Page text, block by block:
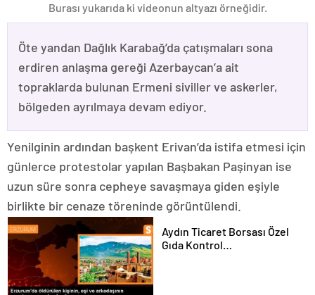
Burası yukarıda ki videonun altyazı örneğidir.
Öte yandan Dağlık Karabağ’da çatışmaları sona
erdiren anlaşma gereği Azerbaycan’a ait
topraklarda bulunan Ermeni siviller ve askerler,
bölgeden ayrılmaya devam ediyor.
Yenilginin ardından başkent Erivan’da istifa etmesi için
günlerce protestolar yapılan Başbakan Paşinyan ise
uzun süre sonra cepheye savaşmaya giden eşiyle
birlikte bir cenaze töreninde görüntülendi.
Aydın Ticaret Borsası Özel
Gıda Kontrol